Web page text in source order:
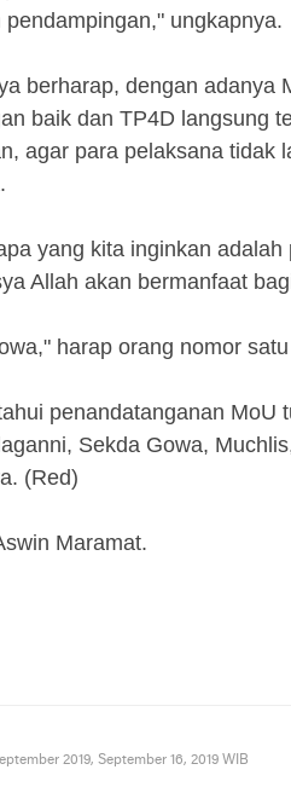
pendampingan," ungkapnya.
berharap, dengan adanya
baik dan TP4D langsung
agar para pelaksana tidak
yang kita inginkan
Allah akan bermanfaat
harap orang nomor
penandatanganan MoU
Sekda Gowa,
(Red)
Maramat.
2019, September 16, 2019 WIB